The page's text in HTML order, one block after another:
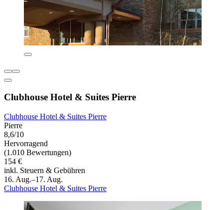
Clubhouse Hotel & Suites Pierre
Clubhouse Hotel & Suites Pierre
Pierre
8,6/10
Hervorragend
(1.010 Bewertungen)
154 €
inkl. Steuern & Gebühren
16. Aug.–17. Aug.
Clubhouse Hotel & Suites Pierre